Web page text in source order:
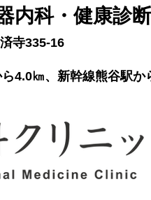
内科・健康診
国済寺335-16
4.0㎞、新幹線熊谷駅か